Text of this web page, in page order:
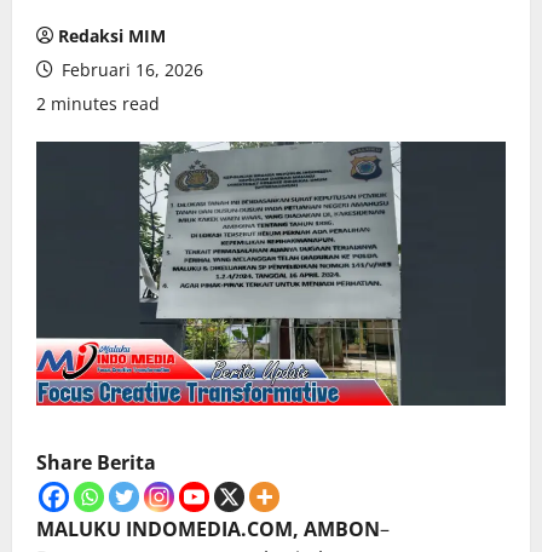
Redaksi MIM
Februari 16, 2026
2 minutes read
Share Berita
MALUKU INDOMEDIA.COM, AMBON–